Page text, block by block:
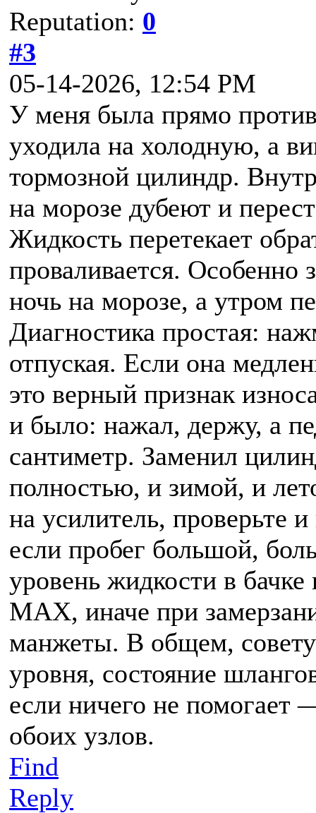
Reputation: 0
#3
05-14-2026, 12:54 PM
У меня была прямо
уходила на холодную, а
тормозной цилиндр.
на морозе дубеют и
Жидкость перетекает
проваливается. Особенно
ночь на морозе, а утром
Диагностика простая:
отпуская. Если она
это верный признак
и было: нажал, держу, а
сантиметр. Заменил
полностью, и зимой, и
на усилитель, проверьте
если пробег большой,
уровень жидкости в
MAX, иначе при
манжеты. В общем,
уровня, состояние
если ничего не помогает
обоих узлов.
Find
Reply